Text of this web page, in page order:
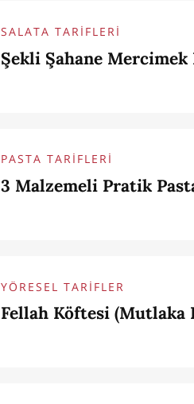
SALATA TARİFLERİ
Şekli Şahane
PASTA TARİFLERİ
3 Malzemeli Pratik
YÖRESEL TARİFLER
Fellah Köftesi (Mutlaka